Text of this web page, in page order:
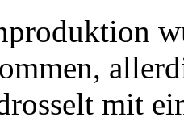
mit